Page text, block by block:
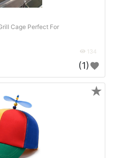
Cage Perfect For
134
(1)
★